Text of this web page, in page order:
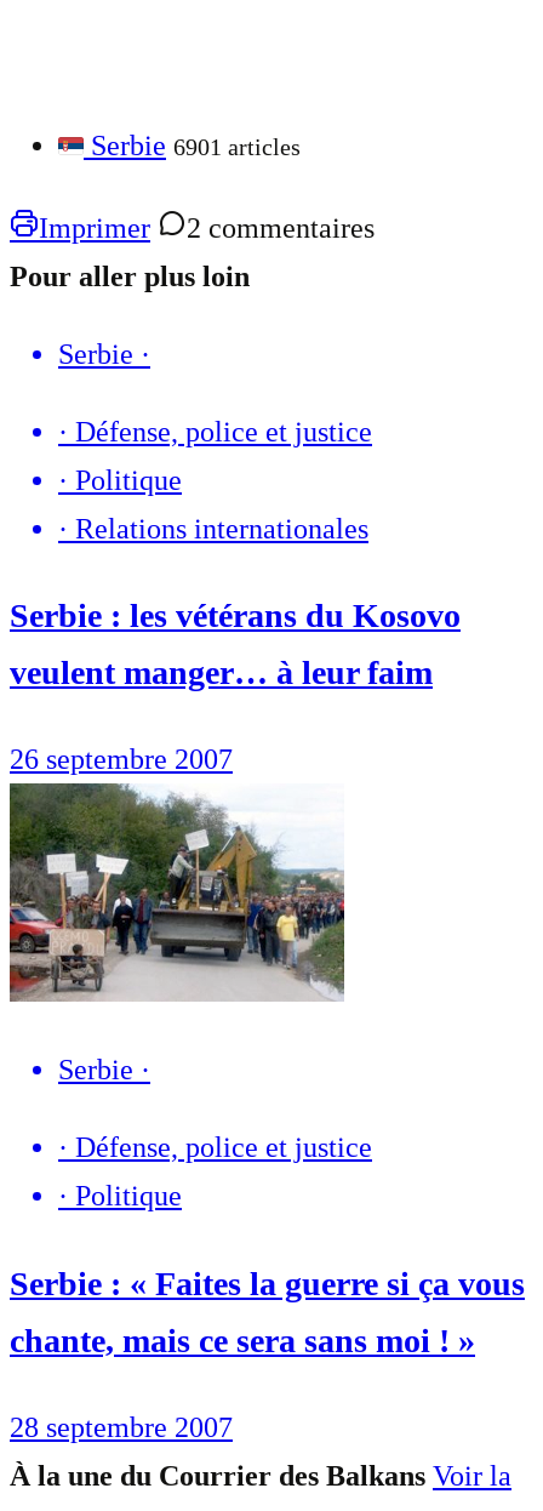
Serbie 6901 articles
Imprimer
2 commentaires
Pour aller plus loin
Serbie ·
· Défense, police et justice
· Politique
· Relations internationales
Serbie : les vétérans du Kosovo
veulent manger… à leur faim
26 septembre 2007
Serbie ·
· Défense, police et justice
· Politique
Serbie : « Faites la guerre si ça vous
chante, mais ce sera sans moi ! »
28 septembre 2007
À la une du Courrier des Balkans Voir la